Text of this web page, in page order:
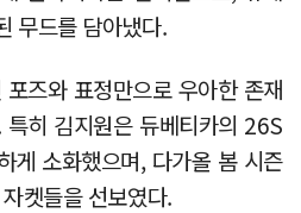
무드를 담아냈다.
즈와 표정만으로 우아한 존재
히 김지원은 듀베티카의 26S
게 소화했으며, 다가올 봄 시즌
켓들을 선보였다.